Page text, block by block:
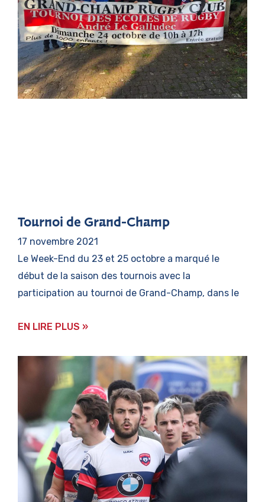
Tournoi de Grand-Champ
17 novembre 2021
Le Week-End du 23 et 25 octobre a marqué le
début de la saison des tournois avec la
participation au tournoi de Grand-Champ, dans le
EN LIRE PLUS »